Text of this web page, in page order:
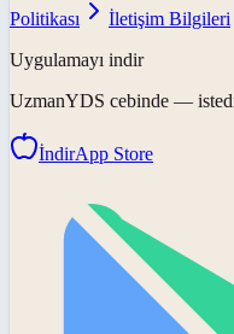
Politikası
İletişim Bilgileri
Uygulamayı indir
UzmanYDS cebinde —
İndirApp Store